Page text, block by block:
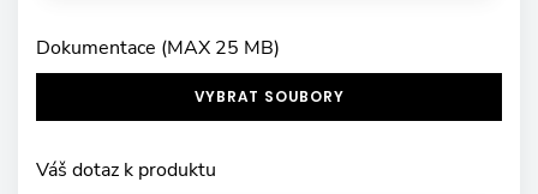
Dokumentace (MAX 25 MB)
VYBRAT SOUBORY
Váš dotaz k produktu